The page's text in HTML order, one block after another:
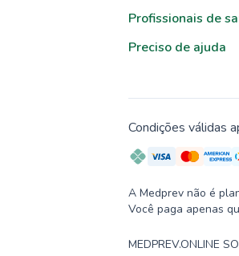
Profissionais de
Preciso de ajuda
Condições válidas
A Medprev não é
Você paga apenas
MEDPREV.ONLINE